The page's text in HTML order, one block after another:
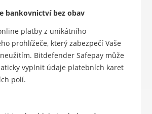
bankovnictví bez obav
platby z unikátního
prohlížeče, který zabezpečí Vaše
Bitdefender Safepay může
vyplnit údaje platebních karet
polí.